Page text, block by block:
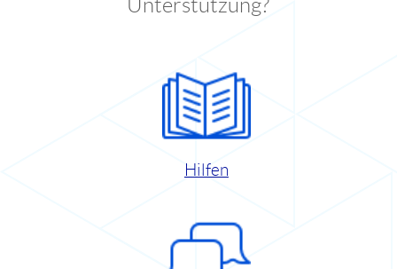
Unterstützung?
Hilfen